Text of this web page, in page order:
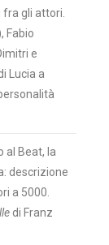
gli attori.
Fabio
e
Lucia a
al Beat, la
descrizione
a 5000.
di Franz